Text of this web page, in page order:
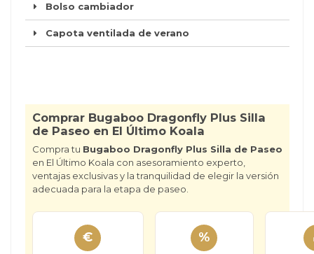
Bolso cambiador
Capota ventilada de verano
Comprar Bugaboo Dragonfly Plus Silla
de Paseo en El Último Koala
Compra tu Bugaboo Dragonfly Plus Silla de Paseo
en El Último Koala con asesoramiento experto,
ventajas exclusivas y la tranquilidad de elegir la versión
adecuada para la etapa de paseo.
€ %